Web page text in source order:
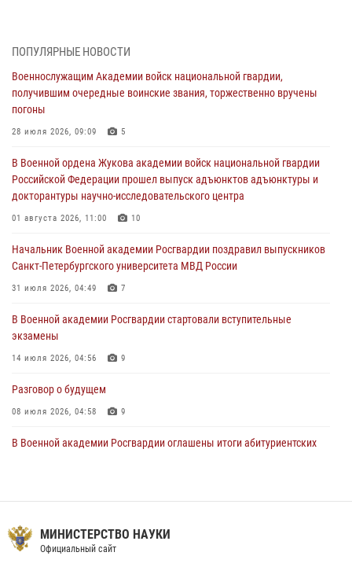
27 июля 2026, 14:49 7
Военная академия информирует!
23 июля 2026, 04:51
Курсант Военной академии войск национальной гвардии принял
22 июля 2026, 09:41
Мастер‑класс по стрельбе: точность, тактика, профессионализм
20 июля 2026, 11:17 8
108 лет со дня образования подразделений связи войск
ПОПУЛЯРНЫЕ НОВОСТИ
Военнослужащим Академии войск национальной гвардии,
получившим очередные воинские звания, торжественно вручены
погоны
28 июля 2026, 09:09 5
В Военной ордена Жукова академии войск национальной гвардии
Российской Федерации прошел выпуск адъюнктов адъюнктуры и
докторантуры научно-исследовательского центра
01 августа 2026, 11:00 10
Начальник Военной академии Росгвардии поздравил выпускников
Санкт-Петербургского университета МВД России
31 июля 2026, 04:49 7
В Военной академии Росгвардии стартовали вступительные
экзамены
14 июля 2026, 04:56 9
Разговор о будущем
08 июля 2026, 04:58 9
В Военной академии Росгвардии оглашены итоги абитуриентских
09 июля 2026, 11:58 9
МИНИСТЕРСТВО НАУКИ
Официальный сайт